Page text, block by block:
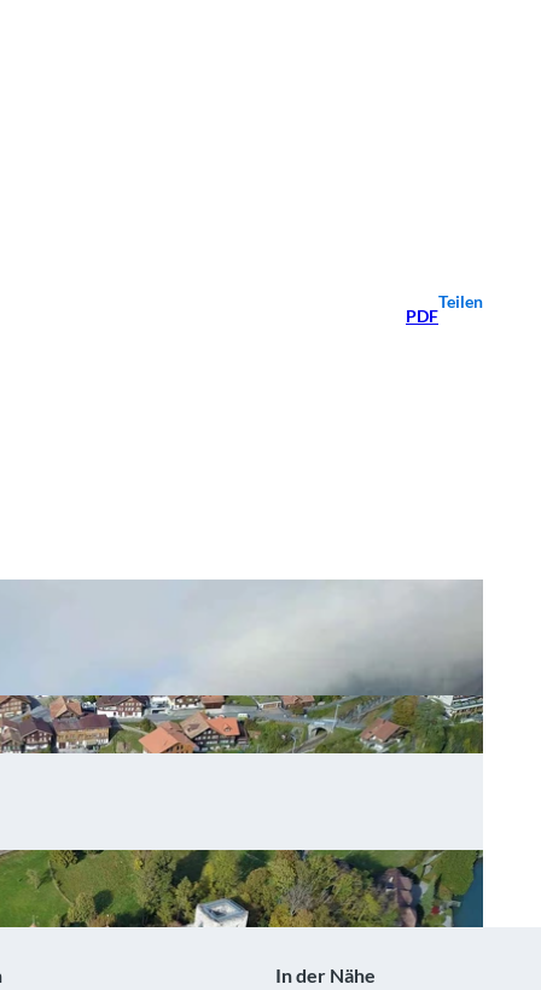
PDF
Teilen
In der Nähe